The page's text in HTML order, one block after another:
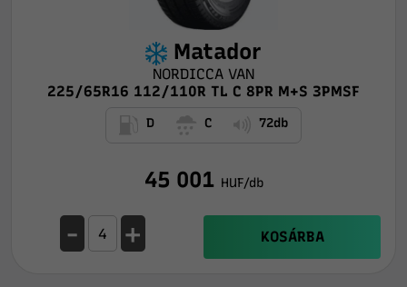
Matador
NORDICCA VAN
225/65R16 112/110R TL C 8PR M+S 3PMSF
D C 72db
45 001 HUF/db
- + KOSÁRBA